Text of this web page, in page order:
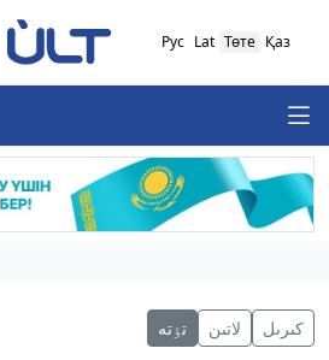
Қаз
Төте
Lat
Рус
كىرىل لاتىن تٶتە